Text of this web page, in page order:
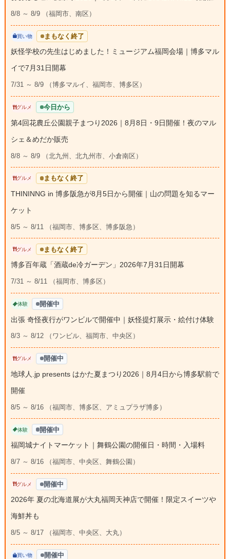
8/8 ～ 8/9 （福岡市、南区）
買い物 まもなく終了
妖怪学校の先生はじめました！ミュージアム福岡会場｜博多マル
イで7月31日開幕
7/31 ～ 8/9 （博多マルイ、福岡市、博多区）
グルメ 今日から
第4回花農丘公園親子まつり2026｜8月8日・9日開催！夜のマル
シェ＆めだか販売
8/8 ～ 8/9 （北九州、北九州市、小倉南区）
グルメ まもなく終了
THININNG in 博多阪急が8月5日から開催｜山の問題を知るマー
ケット
8/5 ～ 8/11 （福岡市、博多区、博多阪急）
グルメ まもなく終了
博多百年蔵「酒蔵de冷ガーデン」2026年7月31日開幕
7/31 ～ 8/11 （福岡市、博多区）
体験 開催中
出張 奇怪夜行がワンビルで開催中｜妖怪提灯展示・絵付け体験
8/3 ～ 8/12 （ワンビル、福岡市、中央区）
グルメ 開催中
地球人.jp presents はかた夏まつり2026｜8月4日から博多駅前で
開催
8/5 ～ 8/16 （福岡市、博多区、アミュプラザ博多）
体験 開催中
福岡城ナイトマーケット｜舞鶴公園の開催日・時間・入場料
8/7 ～ 8/16 （福岡市、中央区、舞鶴公園）
グルメ 開催中
2026年 夏の北海道展が大丸福岡天神店で開催！限定スイーツや
海鮮丼も
8/5 ～ 8/17 （福岡市、中央区、大丸）
買い物 開催中